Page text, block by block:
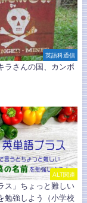
英語科通信
ラさんの国、カンボ
ALT関連
ス」ちょっと難しい
勉強しよう（小学校